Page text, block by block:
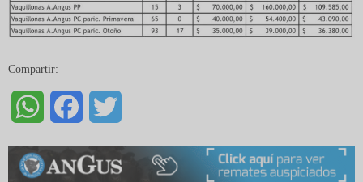
Compartir:
WhatsAppFacebook